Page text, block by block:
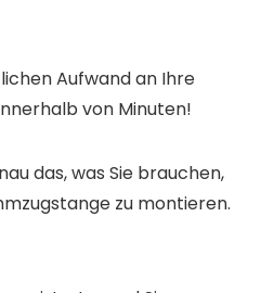
Aufwand an Ihre
von Minuten!
das, was Sie brauchen,
zu montieren.